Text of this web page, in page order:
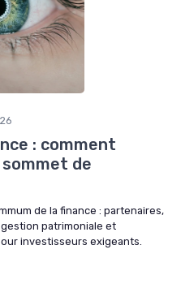
: comment
de
de la finance : partenaires,
patrimoniale et
investisseurs exigeants.